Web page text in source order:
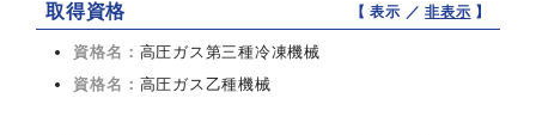
取得資格 【 表示 ／非表示 】
資格名： 高圧ガス第三種冷凍機械
資格名： 高圧ガス乙種機械